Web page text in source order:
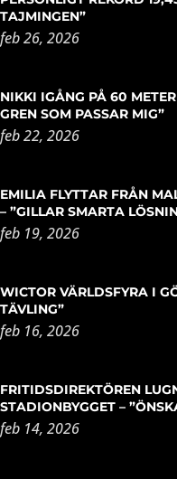
TAJMINGEN”
feb 26, 2026
NIKKI IGÅNG PÅ 60
GREN SOM PASSAR MIG”
feb 22, 2026
EMILIA FLYTTAR FRÅN
– ”GILLAR SMARTA
feb 19, 2026
WICTOR VÄRLDSFYRA I
TÄVLING”
feb 16, 2026
FRITIDSDIREKTÖREN
STADIONBYGGET –
feb 14, 2026